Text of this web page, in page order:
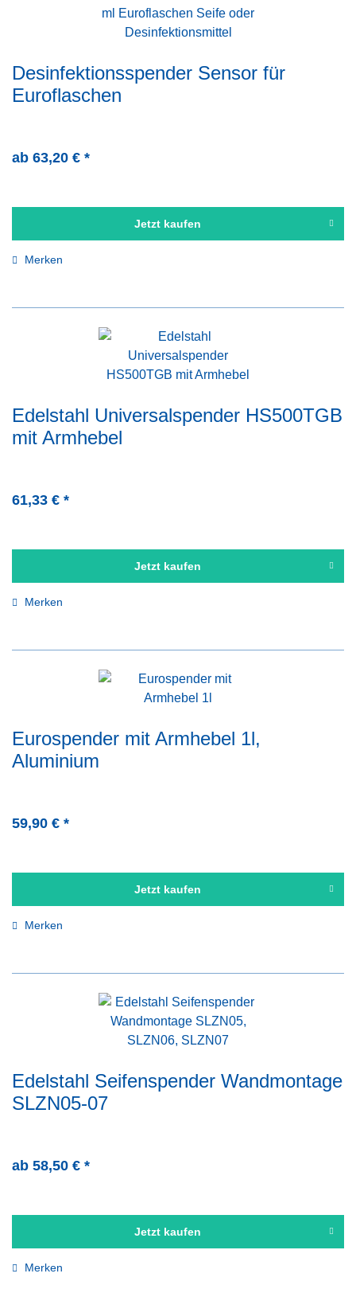
Desinfektionsspender Sensor für
Euroflaschen
ab 63,20 € *
Jetzt kaufen
Merken
Edelstahl Universalspender HS500TGB
mit Armhebel
61,33 € *
Jetzt kaufen
Merken
Eurospender mit Armhebel 1l,
Aluminium
59,90 € *
Jetzt kaufen
Merken
Edelstahl Seifenspender Wandmontage
SLZN05-07
ab 58,50 € *
Jetzt kaufen
Merken